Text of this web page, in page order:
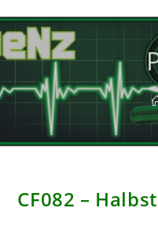
CF082 –